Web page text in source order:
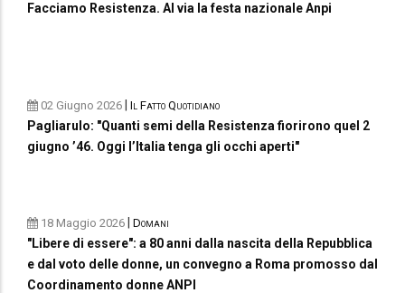
Facciamo Resistenza. Al via la festa nazionale Anpi
02 Giugno 2026 Il Fatto Quotidiano
Pagliarulo: "Quanti semi della Resistenza fiorirono quel 2
giugno ’46. Oggi l’Italia tenga gli occhi aperti"
18 Maggio 2026 Domani
"Libere di essere": a 80 anni dalla nascita della Repubblica
e dal voto delle donne, un convegno a Roma promosso dal
Coordinamento donne ANPI